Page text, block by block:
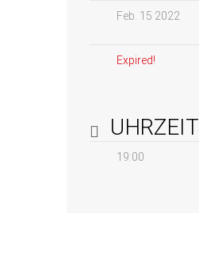
Feb. 15 2022
Expired!
UHRZEIT
19:00